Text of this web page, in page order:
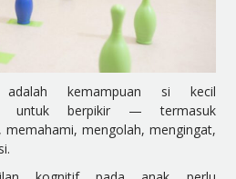
adalah kemampuan si kecil
untuk berpikir — termasuk
mengolah, mengingat,